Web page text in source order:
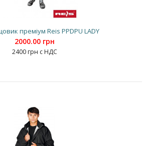
преміум Reis PPDPU LADY
2000.00 грн
2400 грн с НДС